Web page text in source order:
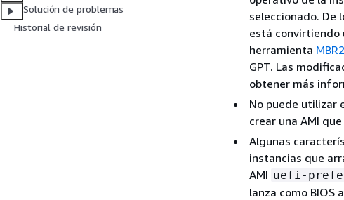
Solución de problemas
Historial de revisión
seleccionado. De
está convirtiendo
herramienta
GPT. Las
obtener más
No puede utilizar
crear una AMI
Algunas
instancias que
AMI uefi-
lanza como BIOS